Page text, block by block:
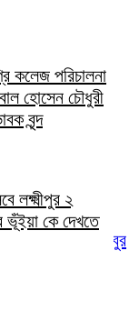
কলেজ পরিচালনা
হোসেন চৌধুরী
বৃন্দ
লক্ষ্মীপুর ২
কে দেখতে
আইনজীবী হাসিবুর